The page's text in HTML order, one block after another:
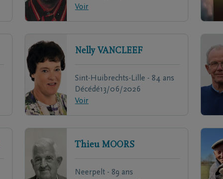
Voir
Nelly VANCLEEF
Sint-Huibrechts-Lille - 84 ans
Décédé13/06/2026
Voir
Thieu MOORS
Neerpelt - 89 ans